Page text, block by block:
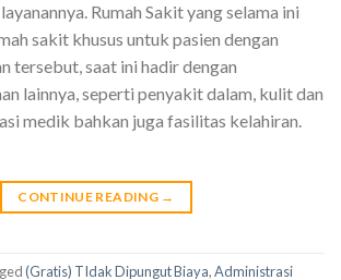
Rumah Sakit yang selama ini
sakit khusus untuk pasien dengan
tersebut, saat ini hadir dengan
lainnya, seperti penyakit dalam, kulit dan
medik bahkan juga fasilitas kelahiran.
CONTINUE READING →
(Gratis) TIdak Dipungut Biaya,Administrasi